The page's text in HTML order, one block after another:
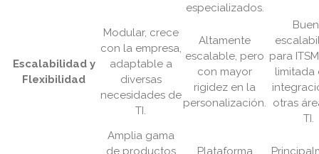
especializados.
Escalabilidad y
Flexibilidad
Modular, crece
con la empresa,
adaptable a
diversas
necesidades de
TI.
Altamente
escalable, pero
con mayor
rigidez en la
personalización.
para
limitada
otras
TI.
Amplia gama
de productos
Plataforma